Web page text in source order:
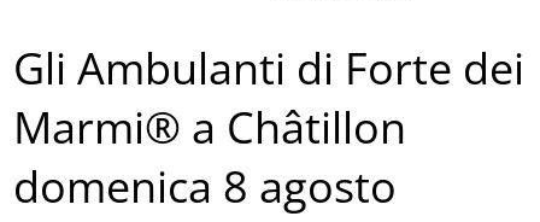
Gli Ambulanti di Forte dei
Marmi® a Châtillon
domenica 8 agosto